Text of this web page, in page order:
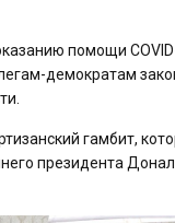
помощи
демократам
гамбит,
президента